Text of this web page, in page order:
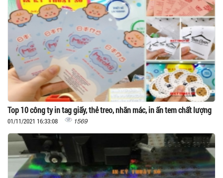
Top 10 công ty in tag giấy, thẻ treo, nhãn mác, in ấn tem chất lượng
01/11/2021 16:33:08 1569